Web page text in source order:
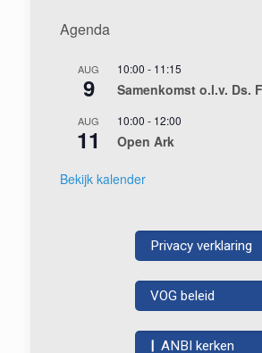
Agenda
AUG
9
10:00 - 11:15
Samenkomst o.l.v. Ds.
AUG
11
10:00 - 12:00
Open Ark
Bekijk kalender
Privacy verklaring
VOG beleid
|ANBI kerken